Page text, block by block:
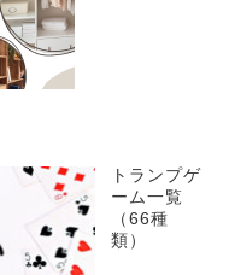
トランプゲ
ーム一覧
（66種
類）